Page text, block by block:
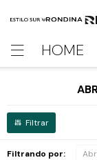
HOME

Filtrando por: